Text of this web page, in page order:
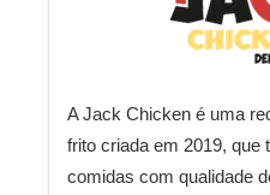
A Jack Chicken é uma
frito criada em 2019,
comidas com qualidade